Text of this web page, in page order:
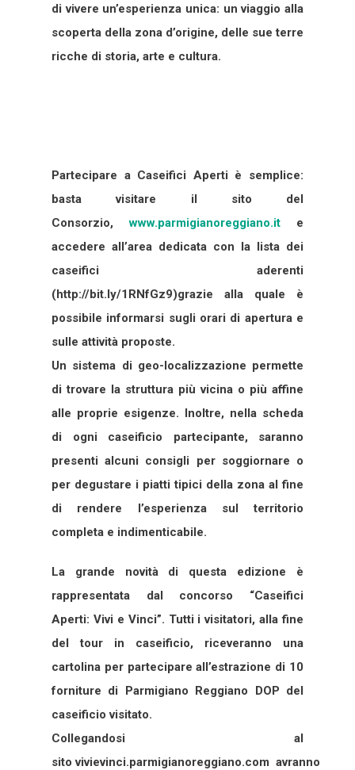
di vivere un’esperienza unica: un viaggio alla
scoperta della zona d’origine, delle sue terre
ricche di storia, arte e cultura.
Partecipare a Caseifici Aperti è semplice:
basta visitare il sito del
Consorzio,www.parmigianoreggiano.it e
accedere all’area dedicata con la lista dei
caseifici aderenti
(http://bit.ly/1RNfGz9)grazie alla quale è
possibile informarsi sugli orari di apertura e
sulle attività proposte.
Un sistema di geo-localizzazione permette
di trovare la struttura più vicina o più affine
alle proprie esigenze. Inoltre, nella scheda
di ogni caseificio partecipante, saranno
presenti alcuni consigli per soggiornare o
per degustare i piatti tipici della zona al fine
di rendere l’esperienza sul territorio
completa e indimenticabile.
La grande novità di questa edizione è
rappresentata dal concorso “Caseifici
Aperti: Vivi e Vinci”. Tutti i visitatori, alla fine
del tour in caseificio, riceveranno una
cartolina per partecipare all’estrazione di 10
forniture di Parmigiano Reggiano DOP del
caseificio visitato.
Collegandosi al
sito vivievinci.parmigianoreggiano.com avranno